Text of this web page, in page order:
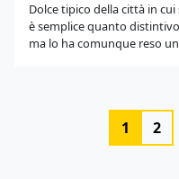
Dolce tipico della città in
è semplice quanto
ma lo ha comunque reso
1 2